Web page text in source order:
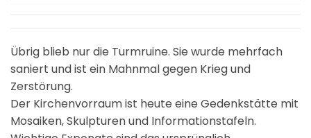
Übrig blieb nur die Turmruine. Sie wurde mehrfach
saniert und ist ein Mahnmal gegen Krieg und
Zerstörung.
Der Kirchenvorraum ist heute eine Gedenkstätte mit
Mosaiken, Skulpturen und Informationstafeln.